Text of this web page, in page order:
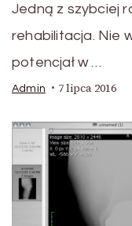
Jedną z szybciej
rehabilitacja. Nie
potencjał w …
Admin 7 lipca 2016